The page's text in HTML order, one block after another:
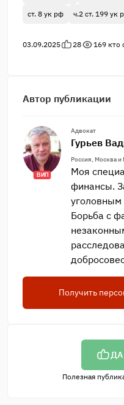
ст. 8 ук рф ч.2 ст. 199 ук
03.09.2025 28 169 кто
Автор публикации
ВИП
Адвокат
Гурьев
Россия, Москва и
Моя
финансы.
Борьба с
Получить
ДА
Полезная